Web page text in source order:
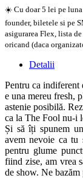
☀️ Cu doar 5 lei pe
founder, biletele si pe
asigurarea Flex, lista
oricand (daca
Detalii
Pentru ca indiferent
e una mereu fresh,
astenie posibilă.
ca la The Fool nu-i
Și să îți spunem
avem nevoie ca
pentru glume
fiind zise, am vrea
de show. Ne bazăm